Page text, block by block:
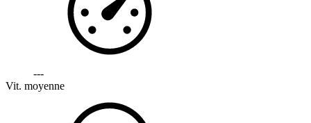
---
Vit. moyenne